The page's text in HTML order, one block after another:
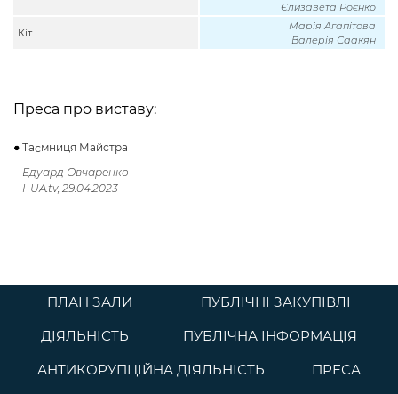
Єлизавета Роєнко
Кіт
Марія Агапітова
Валерія Саакян
Преса про виставу:
Таємниця Майстра
Едуард Овчаренко
I-UA.tv, 29.04.2023
ПЛАН ЗАЛИ
ПУБЛІЧНІ ЗАКУПІВЛІ
ДІЯЛЬНІСТЬ
ПУБЛІЧНА ІНФОРМАЦІЯ
АНТИКОРУПЦІЙНА ДІЯЛЬНІСТЬ
ПРЕСА